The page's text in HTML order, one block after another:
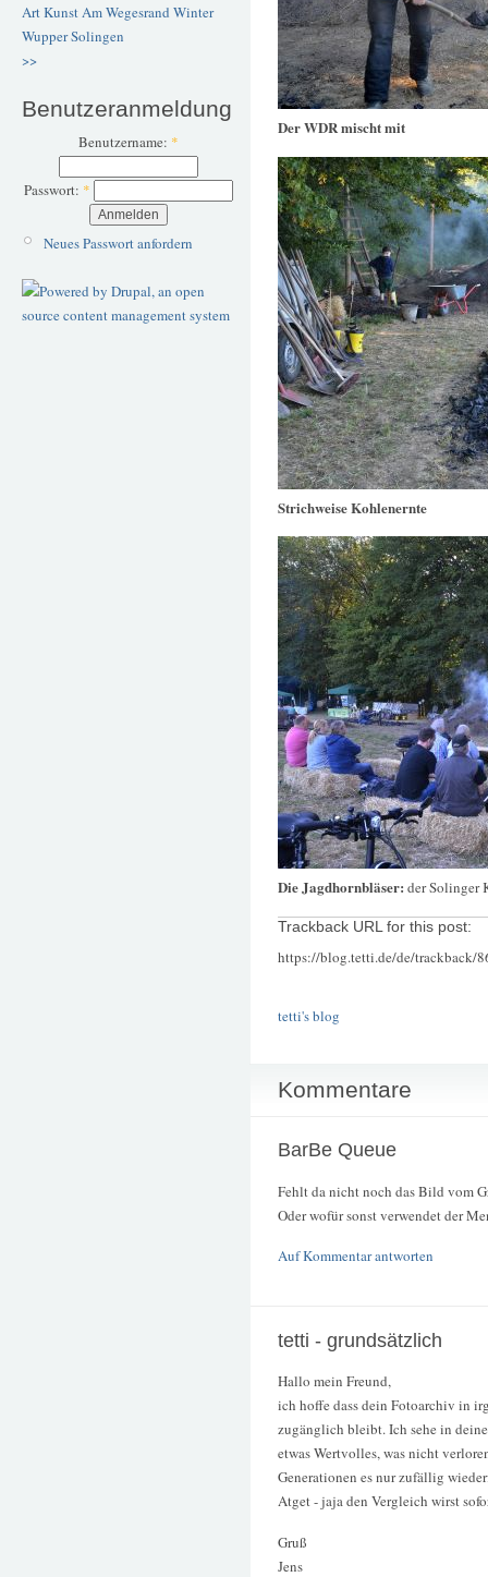
ArtKunstAm Wegesrand Winter
WupperSolingen
>>
Benutzeranmeldung
Benutzername: *
Passwort: *
Neues Passwort anfordern
Der WDR mischt mit
Strichweise Kohlenernte
Die Jagdhornbläser: der Solinger
Trackback URL for this post:
https://blog.tetti.de/de/trackback/
tetti's blog
Kommentare
BarBe Queue
Fehlt da nicht noch das Bild vom
Oder wofür sonst verwendet der
Auf Kommentar antworten
tetti - grundsätzlich
Hallo mein Freund,
ich hoffe dass dein Fotoarchiv in
zugänglich bleibt. Ich sehe in
etwas Wertvolles, was nicht
Generationen es nur zufällig
Atget - jaja den Vergleich wirst
Gruß
Jens